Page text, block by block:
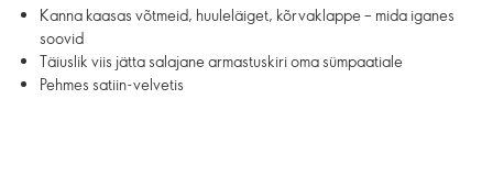
Kanna kaasas võtmeid, huuleläiget, kõrvaklappe – mida iganes
soovid
Täiuslik viis jätta salajane armastuskiri oma sümpaatiale
Pehmes satiin-velvetis